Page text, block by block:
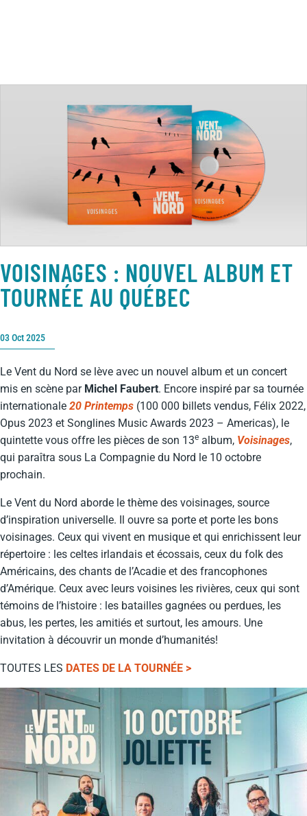
VOISINAGES : NOUVEL ALBUM ET
TOURNÉE AU QUÉBEC
03 Oct 2025
Le Vent du Nord se lève avec un nouvel album et un concert
mis en scène par Michel Faubert. Encore inspiré par sa tournée
internationale 20 Printemps (100 000 billets vendus, Félix 2022,
Opus 2023 et Songlines Music Awards 2023 – Americas), le
quintette vous offre les pièces de son 13e album, Voisinages,
qui paraîtra sous La Compagnie du Nord le 10 octobre
prochain.
Le Vent du Nord aborde le thème des voisinages, source
d’inspiration universelle. Il ouvre sa porte et porte les bons
voisinages. Ceux qui vivent en musique et qui enrichissent leur
répertoire : les celtes irlandais et écossais, ceux du folk des
Américains, des chants de l’Acadie et des francophones
d’Amérique. Ceux avec leurs voisines les rivières, ceux qui sont
témoins de l’histoire : les batailles gagnées ou perdues, les
abus, les pertes, les amitiés et surtout, les amours. Une
invitation à découvrir un monde d’humanités!
TOUTES LES DATES DE LA TOURNÉE >